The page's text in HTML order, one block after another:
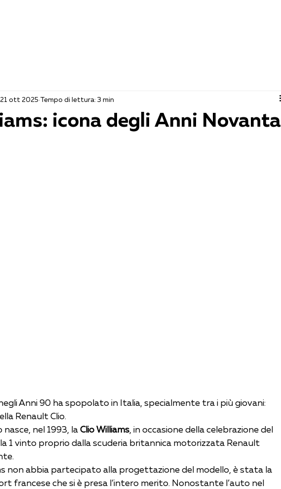
icona degli Anni Novanta
21 ott 2025 Tempo di lettura: 3 min
Anni 90 ha spopolato in Italia, specialmente tra i più giovani:
Renault Clio.
nel 1993, la Clio Williams , in occasione della celebrazione del
1 vinto proprio dalla scuderia britannica motorizzata Renault
non abbia partecipato alla progettazione del modello, è stata la
francese che si è presa l’intero merito. Nonostante l’auto nel